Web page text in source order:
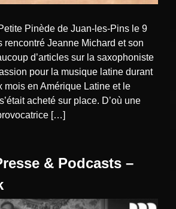
rencontré Jeanne Michard et son
d’articles sur la saxophoniste
pour la musique latine durant
mois en Amérique Latine et le
acheté sur place. D’où une
[…]